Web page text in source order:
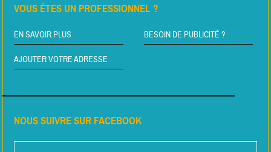
VOUS ÊTES UN PROFESSIONNEL ?
EN SAVOIR PLUS BESOIN DE PUBLICITÉ ?
AJOUTER VOTRE ADRESSE
NOUS SUIVRE SUR FACEBOOK